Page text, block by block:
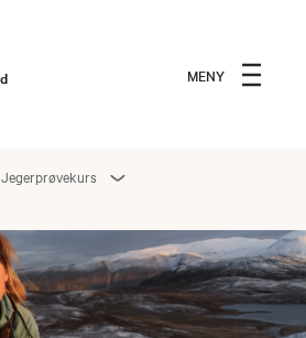
MENY
Jegerprøvekurs